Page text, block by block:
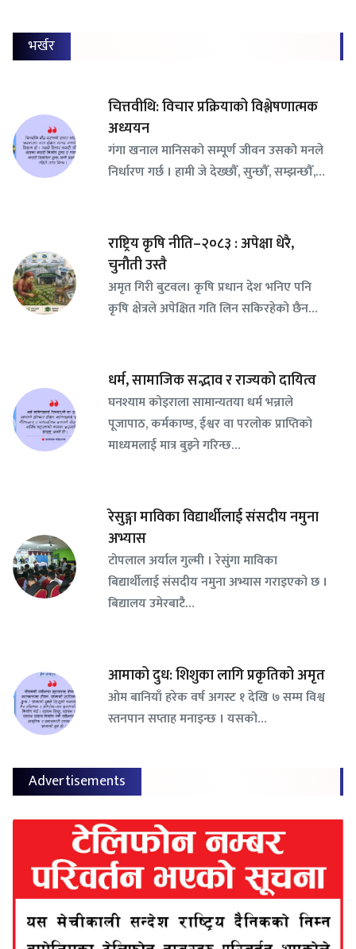
भर्खर
चित्तवीथि: विचार प्रक्रियाको विश्लेषणात्मक
अध्ययन
गंगा खनाल मानिसको सम्पूर्ण जीवन उसको मनले
निर्धारण गर्छ । हामी जे देख्छौँ, सुन्छौँ, सम्झन्छौँ,…
राष्ट्रिय कृषि नीति–२०८३ : अपेक्षा धेरै,
चुनौती उस्तै
अमृत गिरी बुटवल। कृषि प्रधान देश भनिए पनि
कृषि क्षेत्रले अपेक्षित गति लिन सकिरहेको छैन…
धर्म, सामाजिक सद्भाव र राज्यको दायित्व
घनश्याम कोइराला सामान्यतया धर्म भन्नाले
पूजापाठ, कर्मकाण्ड, ईश्वर वा परलोक प्राप्तिको
माध्यमलाई मात्र बुझ्ने गरिन्छ…
रेसुङ्गा माविका विद्यार्थीलाई संसदीय नमुना
अभ्यास
टोपलाल अर्याल गुल्मी । रेसुंगा माविका
बिद्यार्थीलाई संसदीय नमुना अभ्यास गराइएको छ ।
बिद्यालय उमेरबाटै…
आमाको दुध: शिशुका लागि प्रकृतिको अमृत
ओम बानियाँ हरेक वर्ष अगस्ट १ देखि ७ सम्म विश्व
स्तनपान सप्ताह मनाइन्छ । यसको…
Advertisements